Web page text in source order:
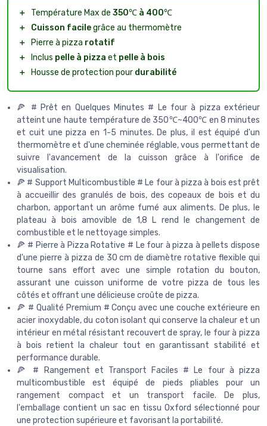
＋ Température Max de 350℃ à 400℃
＋
Cuisson facilegrâce au thermomètre
＋
Pierre à pizza rotatif
＋
Inclus pelle à pizza et pelle à bois
＋
Housse de protection pour durabilité
🍕 # Prêt en Quelques Minutes # Le four à pizza extérieur
atteint une haute température de 350℃~400℃ en 8 minutes
et cuit une pizza en 1-5 minutes. De plus, il est équipé d'un
thermomètre et d'une cheminée réglable, vous permettant de
suivre l'avancement de la cuisson grâce à l'orifice de
visualisation.
🍕 # Support Multicombustible # Le four à pizza à bois est prêt
à accueillir des granulés de bois, des copeaux de bois et du
charbon, apportant un arôme fumé aux aliments. De plus, le
plateau à bois amovible de 1,8 L rend le changement de
combustible et le nettoyage simples.
🍕 # Pierre à Pizza Rotative # Le four à pizza à pellets dispose
d'une pierre à pizza de 30 cm de diamètre rotative flexible qui
tourne sans effort avec une simple rotation du bouton,
assurant une cuisson uniforme de votre pizza de tous les
côtés et offrant une délicieuse croûte de pizza.
🍕 # Qualité Premium # Conçu avec une couche extérieure en
acier inoxydable, du coton isolant qui conserve la chaleur et un
intérieur en métal résistant recouvert de spray, le four à pizza
à bois retient la chaleur tout en garantissant stabilité et
performance durable.
🍕 # Rangement et Transport Faciles # Le four à pizza
multicombustible est équipé de pieds pliables pour un
rangement compact et un transport facile. De plus,
l'emballage contient un sac en tissu Oxford sélectionné pour
une protection supérieure et favorisant la portabilité.